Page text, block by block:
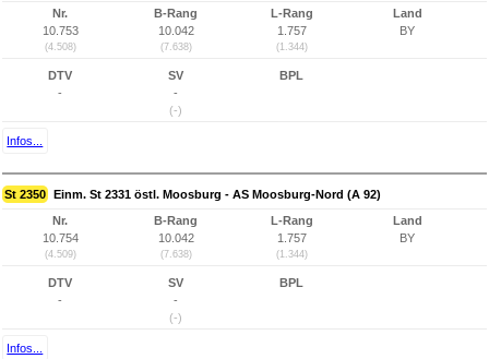
Nr.
10.753
(4.508)
B-Rang
10.042
(7.638)
L-Rang
1.757
(1.344)
Land
BY
DTV
-
SV
-
(-)
BPL
Infos...
St 2350 Einm. St 2331 östl. Moosburg - AS Moosburg-Nord (A 92)
Nr.
10.754
(4.509)
B-Rang
10.042
(7.638)
L-Rang
1.757
(1.344)
Land
BY
DTV
-
SV
-
(-)
BPL
Infos...